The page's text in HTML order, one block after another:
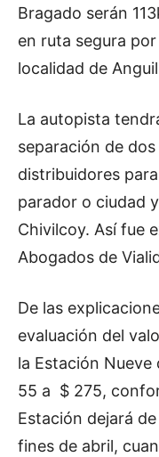
Bragado serán
en ruta segura
localidad de
La autopista
separación de
distribuidores
parador o ciudad
Chivilcoy. Así fue
Abogados de
De las
evaluación del
la Estación
55 a $ 275,
Estación dejará
fines de abril,